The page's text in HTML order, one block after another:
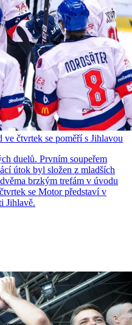
čtvrtek se poměří s Jihlavou
duelů. Prvním soupeřem
útok byl složen z mladších
brzkým trefám v úvodu
se Motor představí v
Jihlavě.